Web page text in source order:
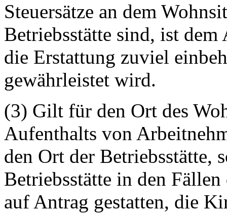
Steuersätze an dem
Betriebsstätte sind, ist
die Erstattung zuviel
gewährleistet wird.
(3) Gilt für den Ort des
Aufenthalts von
den Ort der Betriebsstätte,
Betriebsstätte in den
auf Antrag gestatten, die